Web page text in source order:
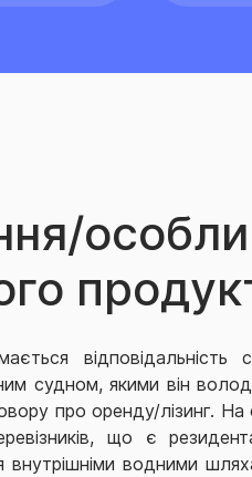
відповідальність
судном, якими він
про оренду/лізинг.
що є
внутрішніми водними